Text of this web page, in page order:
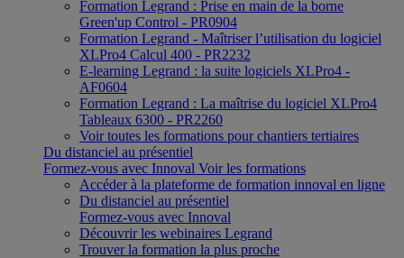
Formation Legrand : Prise en main de la borne
Green'up Control - PR0904
Formation Legrand - Maîtriser l’utilisation du logiciel
XLPro4 Calcul 400 - PR2232
E-learning Legrand : la suite logiciels XLPro4 -
AF0604
Formation Legrand : La maîtrise du logiciel XLPro4
Tableaux 6300 - PR2260
Voir toutes les formations pour chantiers tertiaires
Du distanciel au présentiel
Formez-vous avec Innoval Voir les formations
Accéder à la plateforme de formation innoval en ligne
Du distanciel au présentiel
Formez-vous avec Innoval
Découvrir les webinaires Legrand
Trouver la formation la plus proche